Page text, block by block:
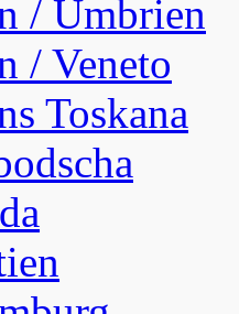
/ Umbrien
/ Veneto
Toskana